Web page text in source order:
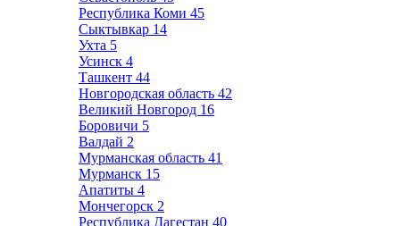
Республика Коми 45
Сыктывкар 14
Ухта 5
Усинск 4
Ташкент 44
Новгородская область 42
Великий Новгород 16
Боровичи 5
Валдай 2
Мурманская область 41
Мурманск 15
Апатиты 4
Мончегорск 2
Республика Дагестан 40